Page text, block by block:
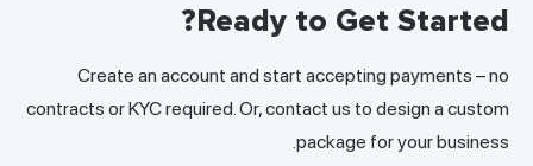
Ready to Get Started?
Create an account and start accepting payments – no
contracts or KYC required. Or, contact us to design a custom
package for your business.